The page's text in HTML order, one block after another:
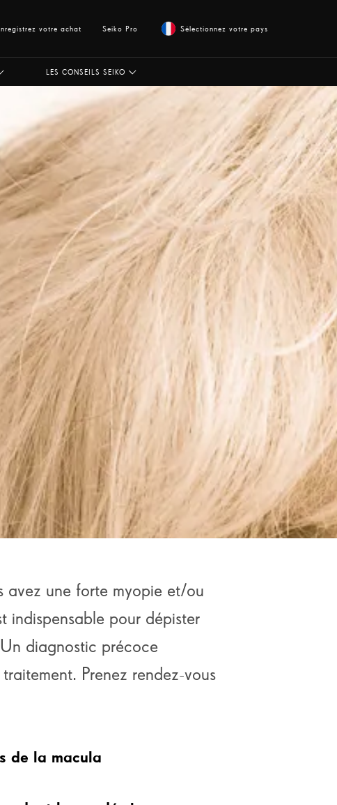
votre achat Seiko Pro Sélectionnez votre pays
LES CONSEILS SEIKO
avez une forte myopie et/ou
indispensable pour dépister
diagnostic précoce
Prenez rendez-vous
de la macula